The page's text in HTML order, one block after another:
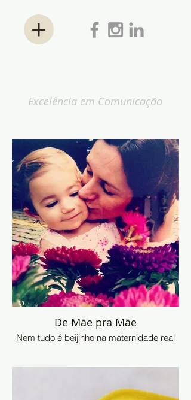
Excelência em Comunicação
De Mãe pra Mãe
Nem tudo é beijinho na maternidade real